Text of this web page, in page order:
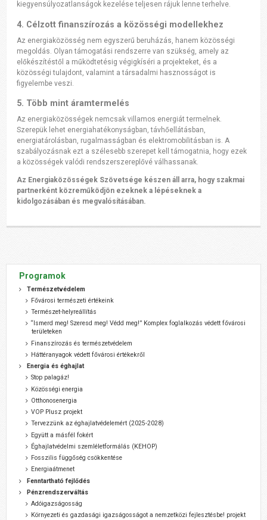
kiegyensúlyozatlanságok kezelése teljesen rájuk lenne terhelve.
4. Célzott finanszírozás a közösségi modellekhez
Az energiaközösség nem egyszerű beruházás, hanem közösségi
megoldás. Olyan támogatási rendszerre van szükség, amely az
előkészítéstől a működtetésig végigkíséri a projekteket, és a
közösségi tulajdont, valamint a társadalmi hasznosságot is
figyelembe veszi.
5. Több mint áramtermelés
Az energiaközösségek nemcsak villamos energiát termelnek.
Szerepük lehet energiahatékonyságban, távhőellátásban,
energiatárolásban, rugalmasságban és elektromobilitásban is. A
szabályozásnak ezt a szélesebb szerepet kell támogatnia, hogy ezek
a közösségek valódi rendszerszereplővé válhassanak.
Az Energiaközösségek Szövetsége készen áll arra, hogy szakmai
partnerként közreműködjön ezeknek a lépéseknek a
kidolgozásában és megvalósításában.
Programok
Természetvédelem
Fővárosi természeti értékeink
Természet-helyreállítás
“Ismerd meg! Szeresd meg! Védd meg!” Komplex foglalkozás védett fővárosi
területeken
Finanszírozás és természetvédelem
Háttéranyagok védett fővárosi értékekről
Energia és éghajlat
Stop palagáz!
Közösségi energia
Otthonosenergia
VOP Plusz projekt
Tervezzünk az éghajlatvédelemért (2025-2028)
Együtt a másfél fokért
Éghajlatvédelmi szemléletformálás (KEHOP)
Fosszilis függőség csökkentése
Energiaátmenet
Fenntartható fejlődés
Pénzrendszerváltás
Adóigazságosság
Környezeti és gazdasági igazságosságot a nemzetközi fejlesztésbe! projekt